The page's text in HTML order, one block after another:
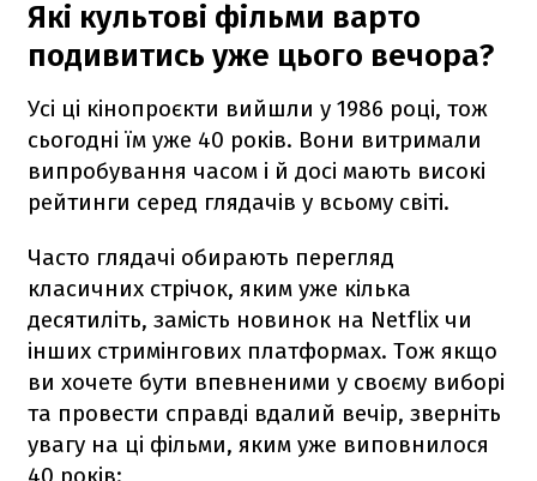
Які культові фільми варто
подивитись уже цього вечора?
Усі ці кінопроєкти вийшли у 1986 році, тож
сьогодні їм уже 40 років. Вони витримали
випробування часом і й досі мають високі
рейтинги серед глядачів у всьому світі.
Часто глядачі обирають перегляд
класичних стрічок, яким уже кілька
десятиліть, замість новинок на Netflix чи
інших стримінгових платформах. Тож якщо
ви хочете бути впевненими у своєму виборі
та провести справді вдалий вечір, зверніть
увагу на ці фільми, яким уже виповнилося
40 років: